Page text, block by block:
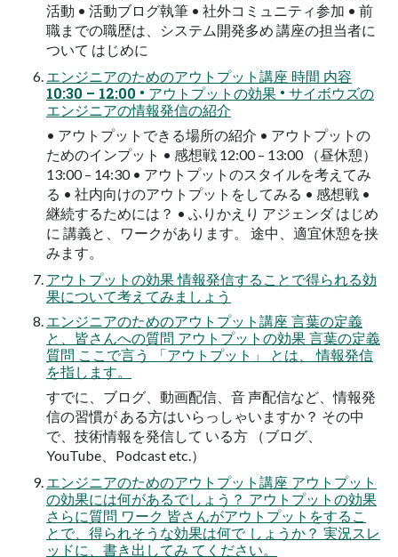
活動 • 活動ブログ執筆 • 社外コミュニティ参加 • 前
職までの職歴は、システム開発多め 講座の担当者に
ついて はじめに
エンジニアのためのアウトプット講座 時間 内容
10:30 – 12:00 • アウトプットの効果 • サイボウズの
エンジニアの情報発信の紹介
• アウトプットできる場所の紹介 • アウトプットの
ためのインプット • 感想戦 12:00 – 13:00 （昼休憩）
13:00 – 14:30 • アウトプットのスタイルを考えてみ
る • 社内向けのアウトプットをしてみる • 感想戦 •
継続するためには？ • ふりかえり アジェンダ はじめ
に 講義と、ワークがあります。 途中、適宜休憩を挟
みます。
アウトプットの効果 情報発信することで得られる効
果について考えてみましょう
エンジニアのためのアウトプット講座 言葉の定義
と、皆さんへの質問 アウトプットの効果 言葉の定義
質問 ここで言う 「アウトプット」 とは、 情報発信
を指します。
すでに、ブログ、動画配信、音 声配信など、情報発
信の習慣が ある方はいらっしゃいますか？ その中
で、技術情報を発信して いる方 （ブログ、
YouTube、Podcast etc.）
エンジニアのためのアウトプット講座 アウトプット
の効果には何があるでしょう？ アウトプットの効果
さらに質問 ワーク 皆さんがアウトプットをするこ
とで、得られそうな効果は何で しょうか？ 実況スレ
ッドに、書き出してみ てください。